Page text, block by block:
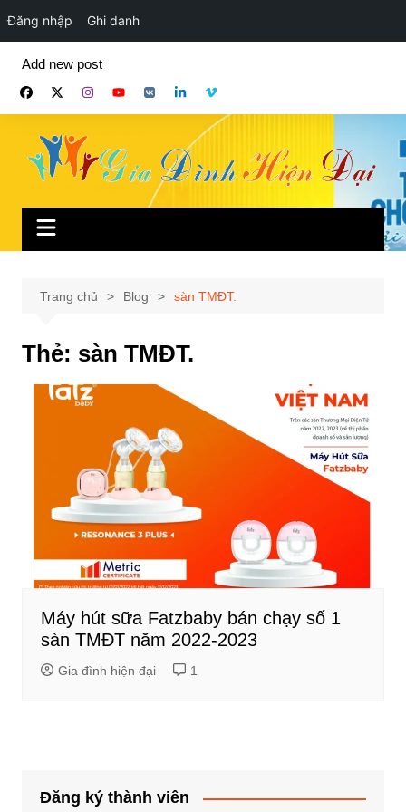
Đăng nhập Ghi danh
phần
Add new post
Trang chủ Blog sàn TMĐT.
Thẻ: sàn TMĐT.
Máy hút sữa Fatzbaby bán chạy số 1
sàn TMĐT năm 2022-2023
Gia đình hiện đại 1
Đăng ký thành viên